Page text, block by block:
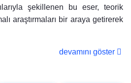
şekillenen bu eser, teorik
araştırmaları bir araya getirerek
devamını göster